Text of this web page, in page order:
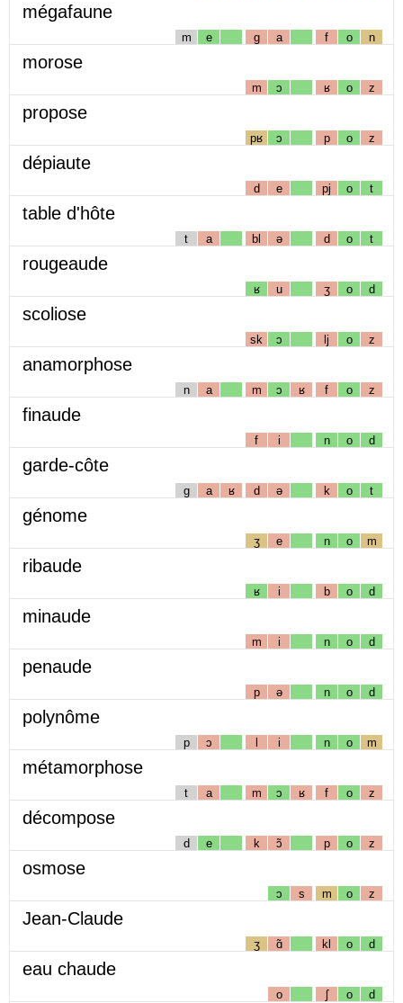
mégafaune
m e g a f o n
morose
m ɔ ʁ o z
propose
pʁ ɔ p o z
dépiaute
d e pj o t
table d'hôte
t a bl ə d o t
rougeaude
ʁ u ʒ o d
scoliose
sk ɔ lj o z
anamorphose
n a m ɔ ʁ f o z
finaude
f i n o d
garde-côte
g a ʁ d ə k o t
génome
ʒ e n o m
ribaude
ʁ i b o d
minaude
m i n o d
penaude
p ə n o d
polynôme
p ɔ l i n o m
métamorphose
t a m ɔ ʁ f o z
décompose
d e k ɔ̃ p o z
osmose
ɔ s m o z
Jean-Claude
ʒ ɑ̃ kl o d
eau chaude
o ʃ o d